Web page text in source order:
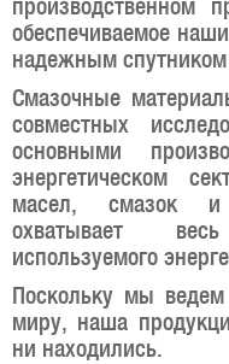
производственном
обеспечиваемое
надежным спутником
Смазочные
совместных
основными
энергетическом
масел, смазок и
охватывает
используемого
Поскольку мы
миру, наша
ни находились.